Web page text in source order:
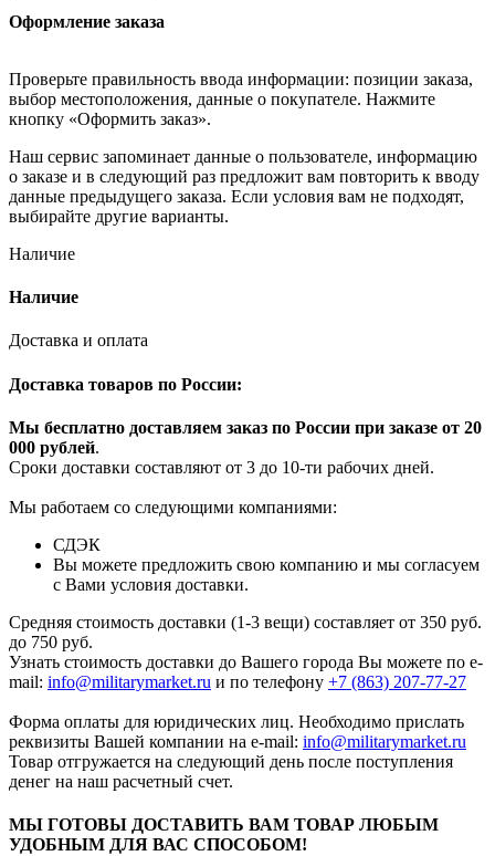
Оформление заказа
Проверьте правильность ввода информации: позиции заказа,
выбор местоположения, данные о покупателе. Нажмите
кнопку «Оформить заказ».
Наш сервис запоминает данные о пользователе, информацию
о заказе и в следующий раз предложит вам повторить к вводу
данные предыдущего заказа. Если условия вам не подходят,
выбирайте другие варианты.
Наличие
Наличие
Доставка и оплата
Доставка товаров по России:
Мы бесплатно доставляем заказ по России при заказе от 20
000 рублей.
Сроки доставки составляют от 3 до 10-ти рабочих дней.
Мы работаем со следующими компаниями:
СДЭК
Вы можете предложить свою компанию и мы согласуем
с Вами условия доставки.
Средняя стоимость доставки (1-3 вещи) составляет от 350 руб.
до 750 руб.
Узнать стоимость доставки до Вашего города Вы можете по e-
mail: info@militarymarket.ru и по телефону +7 (863) 207-77-27
Форма оплаты для юридических лиц. Необходимо прислать
реквизиты Вашей компании на е-mail: info@militarymarket.ru
Товар отгружается на следующий день после поступления
денег на наш расчетный счет.
МЫ ГОТОВЫ ДОСТАВИТЬ ВАМ ТОВАР ЛЮБЫМ
УДОБНЫМ ДЛЯ ВАС СПОСОБОМ!